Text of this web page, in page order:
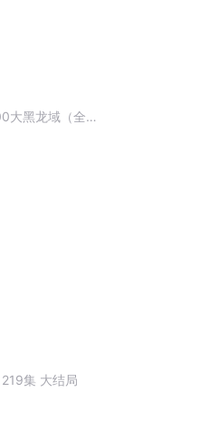
大黑龙域（全书
集 大结局